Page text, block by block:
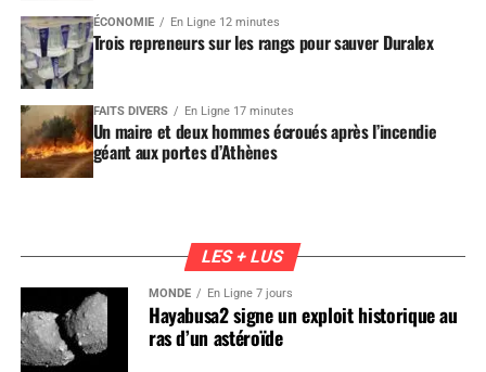
ÉCONOMIE En Ligne 12 minutes
Trois repreneurs sur les rangs pour sauver Duralex
FAITS DIVERS En Ligne 17 minutes
Un maire et deux hommes écroués après l’incendie
géant aux portes d’Athènes
LES + LUS
MONDE En Ligne 7 jours
Hayabusa2 signe un exploit historique au
ras d’un astéroïde